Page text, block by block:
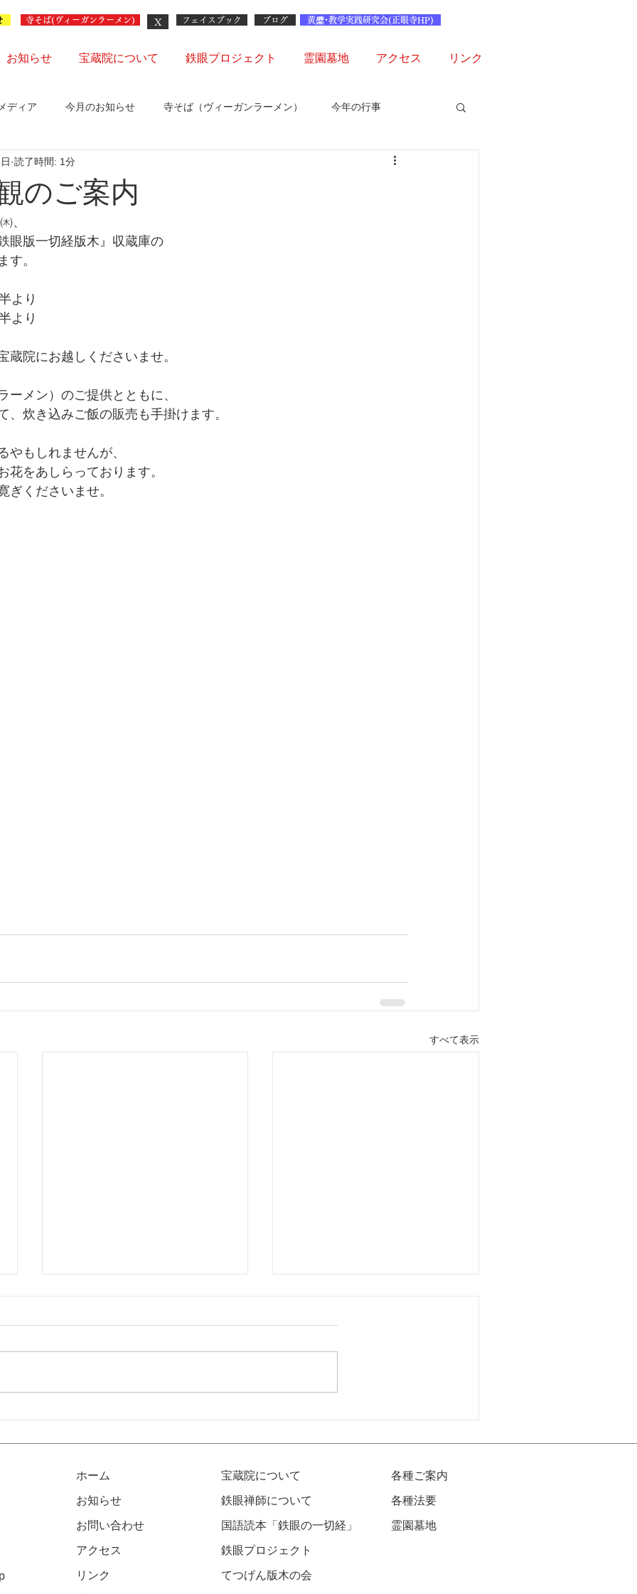
お知らせ 宝蔵院について 鉄眼プロジェクト 霊園墓地 アクセス リンク
X
寺そば(ヴィーガンラーメン) フェイスブック ブログ 黄檗･教学実践研究会(正眼寺HP)
ディア 今月のお知らせ 寺そば（ヴィーガンラーメン） 今年の行事
のご案内
読了時間: 1分
、
眼版一切経版木』収蔵庫の
す。
より
より
院にお越しくださいませ。
ーメン）のご提供とともに、
、炊き込みご飯の販売も手掛けます。
やもしれませんが、
花をあしらっております。
ぎくださいませ。
すべて表示
第5回京都参禅会、無事終了
お蔭様にて、第５回京都参禅会が
提唱がメインでした。 以下、事
いて 中国唐代の禅僧黄檗希運
建福禅寺。現在は福建省萬福寺）
で修行し、後に百丈懐海の法嗣と
創。この山号は修行時代を忘れな
いために用い
ホーム
お知らせ
お問い合わせ
アクセス
リンク
宝蔵院について
鉄眼禅師について
国語読本「鉄眼の一切経」
​鉄眼プロジェクト
​​てつげん版木の会
各種ご案内
各種法要
​霊園墓地